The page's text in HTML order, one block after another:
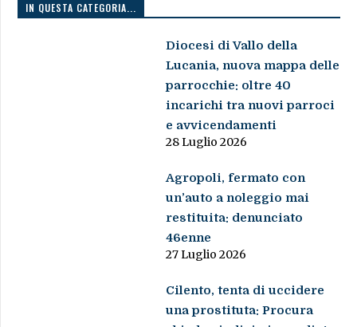
IN QUESTA CATEGORIA...
Diocesi di Vallo della
Lucania, nuova mappa delle
parrocchie: oltre 40
incarichi tra nuovi parroci
e avvicendamenti
28 Luglio 2026
Agropoli, fermato con
un’auto a noleggio mai
restituita: denunciato
46enne
27 Luglio 2026
Cilento, tenta di uccidere
una prostituta: Procura